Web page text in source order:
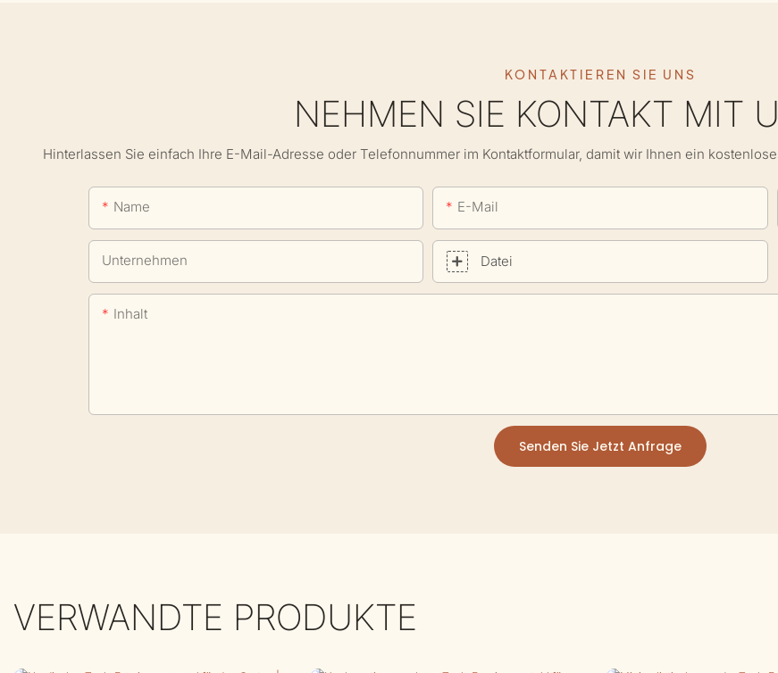
KONTAKTIEREN SIE UNS
NEHMEN SIE KONTAKT MIT
Hinterlassen Sie einfach Ihre E-Mail-Adresse oder Telefonnummer im Kontaktformular, damit wir Ihnen ein
Name E-Mail
Unternehmen Datei
Inhalt
Senden Sie Jetzt Anfrage
VERWANDTE PRODUKTE